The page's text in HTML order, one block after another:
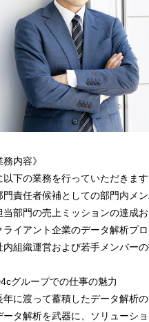
務内容》
以下の業務を行っていただきます
門責任者候補としての部門内メ
当部門の売上ミッションの達成
ライアント企業のデータ解析プ
内組織運営および若手メンバー
グループでの仕事の魅力
年に渡って蓄積したデータ解析
ータ解析を武器に、ソリューシ